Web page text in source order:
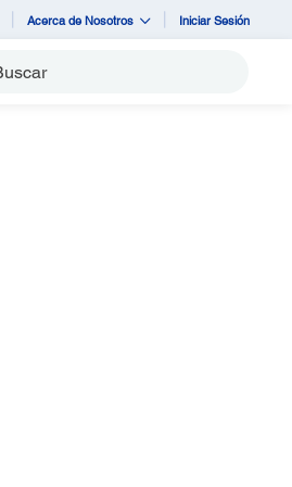
Acerca de Nosotros Iniciar Sesión